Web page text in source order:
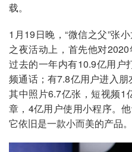
载。
1月19日晚，“微信之父”张
之夜活动上，首先他对
过去的一年内有10.9亿用户
频通话；有7.8亿用户进入朋
其中照片6.7亿张，短视频1
章，4亿用户使用小程序。
它依旧是一款小而美的产品。